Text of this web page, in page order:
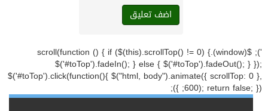
'); $(window).scroll(function () { if ($(this).scrollTop() != 0) {
$('#toTop').fadeIn(); } else { $('#toTop').fadeOut(); } });
$('#toTop').click(function(){ $("html, body").animate({ scrollTop: 0 },
600); return false; }); });